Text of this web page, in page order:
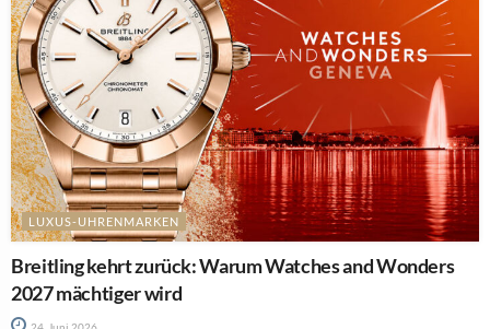
LUXUS-UHRENMARKEN
Breitling kehrt zurück: Warum Watches and Wonders
2027 mächtiger wird